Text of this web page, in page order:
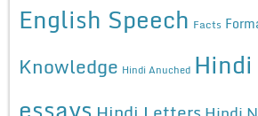
English Speech Facts
Knowledge Hindi Anuched